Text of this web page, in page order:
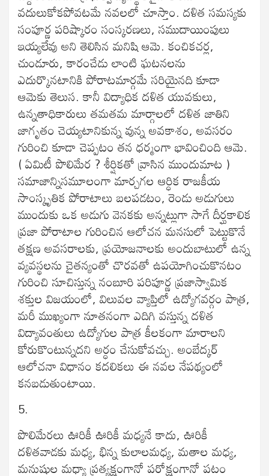
వదులుకోకపోవటమే నవలలో చూస్తాం. దళిత సమస్యకు
సంపూర్ణ పరిష్కారం సంస్కరణలు, సముదాయింపులు
ఇయ్యలేవు అని తెలిసిన మనిషి ఆమె. కంచికచర్ల,
చుండూరు, కారంచేడు లాంటి ఘటనలను
ఎదుర్కొనటానికి పోరాటమార్గమే సరియైనది కూడా
ఆమెకు తెలుస. కానీ విద్యాధిక దళిత యువకులు,
ఉన్నతాధికారులు తమతమ మార్గాలలో దళిత జాతిని
జాగృతం చెయ్యటానికున్న వున్న అవకాశం, అవసరం
గురించి కూడా చెప్పటం తన ధర్మంగా భావించింది ఆమె.
( ఏమిటీ పొలిమేర ? శీర్షికతో వ్రాసిన ముందుమాట )
సమాజాన్నిసమూలంగా మార్చగల ఆర్ధిక రాజకీయ
సాంస్కృతిక పోరాటాలు బలపడటం, రెండు అడుగులు
ముందుకు ఒక అడుగు వెనకకు అన్నట్లుగా సాగే దీర్ఘకాలిక
ప్రజా పోరాటాల గురించిన ఆలోచన మనసులో పెట్టుకొనే
తక్షణ అవసరాలకు, ప్రయోజనాలకు అందుబాటులో ఉన్న
వ్యవస్థలను చైతన్యంతో చొరవతో ఉపయోగించుకొనటం
గురించి సూచిస్తున్న నంబూరి పరిపూర్ణ ప్రజాస్వామిక
శక్తుల విజయంలో, విలువల వ్యాప్తిలో ఉద్యోగవర్గం పాత్ర,
మరీ ముఖ్యంగా నూతనంగా ఎదిగి వస్తున్న దళిత
విద్యావంతులు ఉద్యోగుల పాత్ర కీలకంగా మారాలని
కోరుకొంటున్నదని అర్ధం చేసుకోవచ్చు. అంబేద్కర్
ఆలోచనా విధానం కదలికలు ఈ నవల నేపథ్యంలో
కనబడుతుంటాయి.
5.
పొలిమేరలు ఊరికీ ఊరికీ మధ్యనే కాదు, ఊరికీ
దళితవాడకు మధ్య, భిన్న కులాలమధ్య, మతాల మధ్య,
మనుషుల మధ్యా ప్రత్యక్షంగానో పరోక్షంగానో పటం